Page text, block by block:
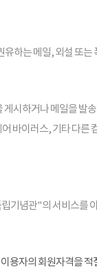
하는 메일, 외설 또는
시하거나 메일을 발
바이러스, 기타 다른
기념관"의 서비스를
용자의 회원자격을 적